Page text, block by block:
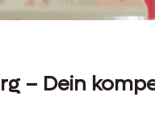
– Dein